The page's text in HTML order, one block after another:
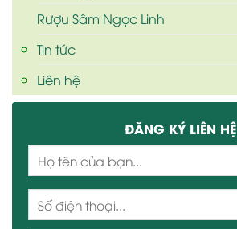
Rượu Sâm Ngọc Linh
Tin tức
Liên hệ
ĐĂNG KÝ LIÊN HỆ